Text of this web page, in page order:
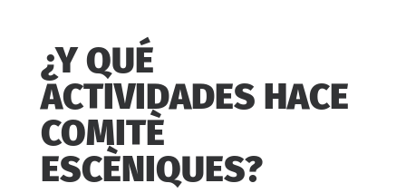
¿Y QUÉ
ACTIVIDADES HACE
COMITÈ
ESCÈNIQUES?